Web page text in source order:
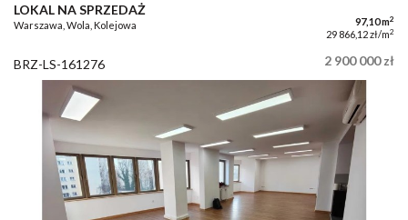
LOKAL NA SPRZEDAŻ
Warszawa, Wola, Kolejowa 97,10 m2
29 866,12 zł/m2
BRZ-LS-161276 2 900 000 zł